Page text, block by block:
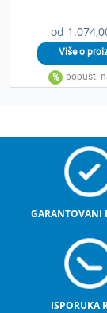
od
GARANTOVANI
ISPORUKA